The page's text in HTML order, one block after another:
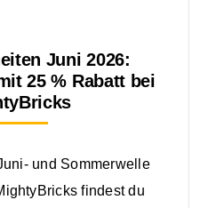
Juni 2026:
25 % Rabatt bei
und Sommerwelle
findest du